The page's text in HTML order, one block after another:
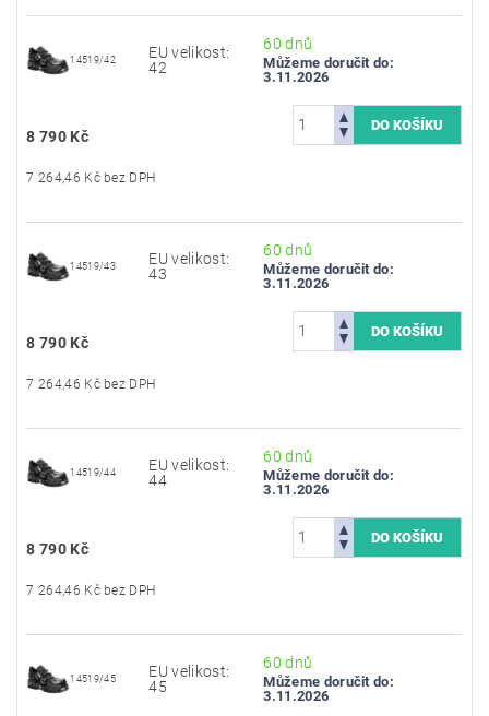
14519/42
EU velikost:
42
60 dnů
Můžeme doručit do:
3.11.2026
8 790 Kč
7 264,46 Kč bez DPH
14519/43
EU velikost:
43
60 dnů
Můžeme doručit do:
3.11.2026
8 790 Kč
7 264,46 Kč bez DPH
14519/44
EU velikost:
44
60 dnů
Můžeme doručit do:
3.11.2026
8 790 Kč
7 264,46 Kč bez DPH
14519/45
EU velikost:
45
60 dnů
Můžeme doručit do:
3.11.2026